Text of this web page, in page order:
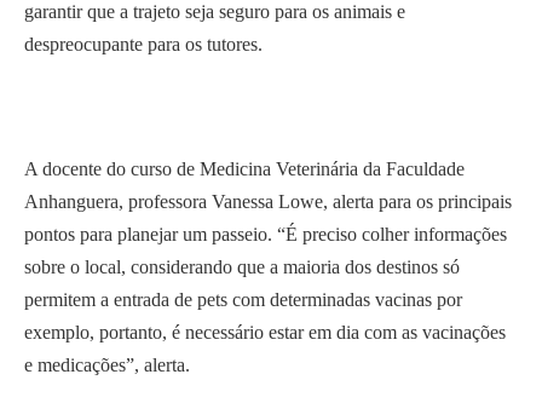
garantir que a trajeto seja seguro para os animais e
despreocupante para os tutores.
A docente do curso de Medicina Veterinária da Faculdade
Anhanguera, professora Vanessa Lowe, alerta para os principais
pontos para planejar um passeio. “É preciso colher informações
sobre o local, considerando que a maioria dos destinos só
permitem a entrada de pets com determinadas vacinas por
exemplo, portanto, é necessário estar em dia com as vacinações
e medicações”, alerta.